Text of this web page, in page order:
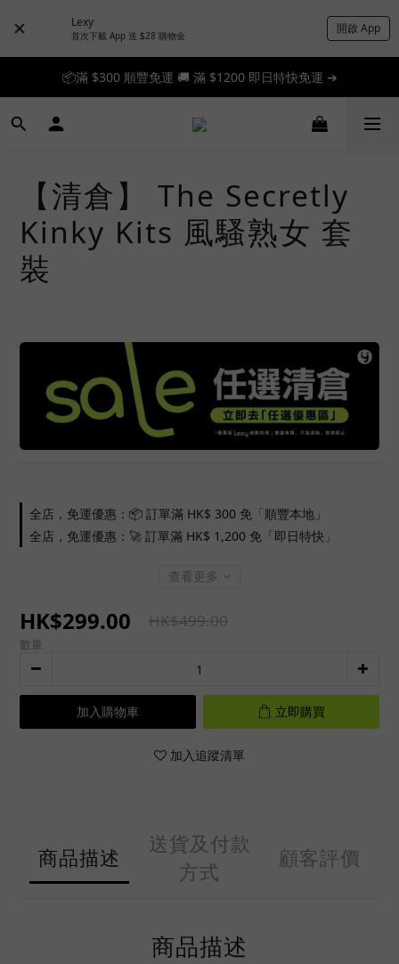
Lexy
首次下載 App 送 $28 購物金 開啟 App
📦滿 $300 順豐免運 🚚 滿 $1200 即日特快免運 ➔
📦滿 $300 順豐免運 🚚 滿 $1200 即日特快免運 ➔
🎉 新人首單享 88 折，快來領券加入！➔
【清倉】 The Secretly
Kinky Kits 風騷熟女 套
裝
全店，免運優惠：📦 訂單滿 HK$ 300 免「順豐本地」
全店，免運優惠：🚀 訂單滿 HK$ 1,200 免「即日特快」
查看更多
HK$299.00 HK$499.00
數量
加入購物車 立即購買
加入追蹤清單
商品描述
送貨及付款
方式
顧客評價
商品描述